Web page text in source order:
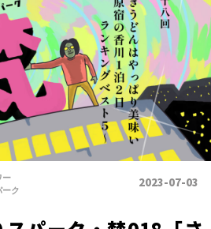
ー
ク
2023-07-03